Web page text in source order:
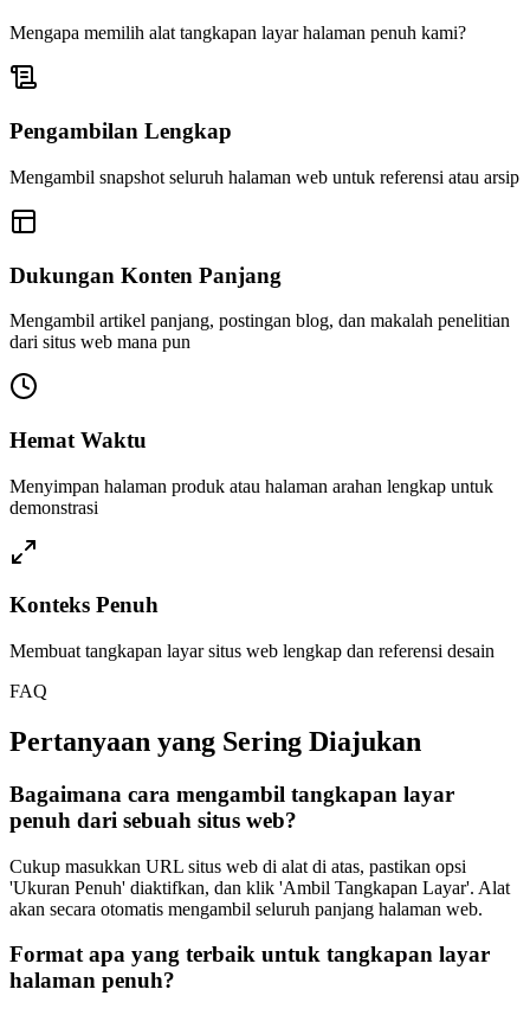
Mengapa memilih alat tangkapan layar halaman penuh kami?
Pengambilan Lengkap
Mengambil snapshot seluruh halaman web untuk referensi atau arsip
Dukungan Konten Panjang
Mengambil artikel panjang, postingan blog, dan makalah penelitian
dari situs web mana pun
Hemat Waktu
Menyimpan halaman produk atau halaman arahan lengkap untuk
demonstrasi
Konteks Penuh
Membuat tangkapan layar situs web lengkap dan referensi desain
FAQ
Pertanyaan yang Sering Diajukan
Bagaimana cara mengambil tangkapan layar
penuh dari sebuah situs web?
Cukup masukkan URL situs web di alat di atas, pastikan opsi
'Ukuran Penuh' diaktifkan, dan klik 'Ambil Tangkapan Layar'. Alat
akan secara otomatis mengambil seluruh panjang halaman web.
Format apa yang terbaik untuk tangkapan layar
halaman penuh?